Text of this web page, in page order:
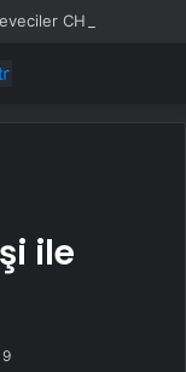
ile
9